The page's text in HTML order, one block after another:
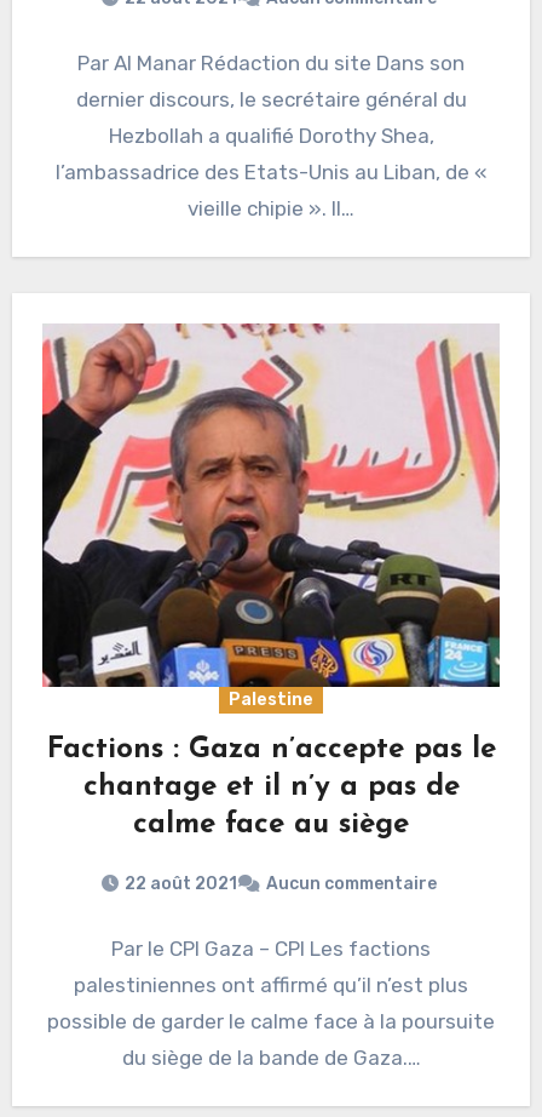
Par Al Manar Rédaction du site Dans son
dernier discours, le secrétaire général du
Hezbollah a qualifié Dorothy Shea,
l’ambassadrice des Etats-Unis au Liban, de «
vieille chipie ». Il…
Palestine
Factions : Gaza n’accepte pas le
chantage et il n’y a pas de
calme face au siège
22 août 2021 Aucun commentaire
Par le CPI Gaza – CPI Les factions
palestiniennes ont affirmé qu’il n’est plus
possible de garder le calme face à la poursuite
du siège de la bande de Gaza.…